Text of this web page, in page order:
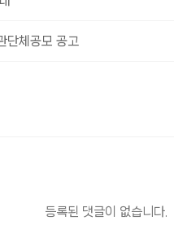
단체공모 공고
등록된 댓글이 없습니다.